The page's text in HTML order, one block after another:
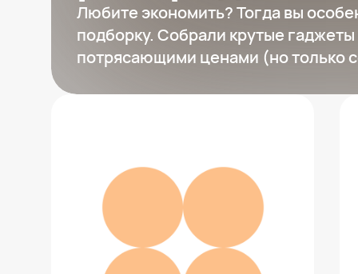
Яндекс
Любите экономить? Тогда вы
подборку. Собрали крутые
потрясающими ценами (но только
Смартфон Apple iPhone 17 256 ГБ
97 335 ₽